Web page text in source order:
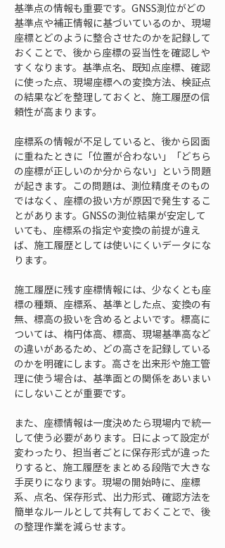
基準点の情報も重要です。GNSS測位がどの
基準点や補正情報に基づいているのか、現場
座標とどのように整合させたのかを記録して
おくことで、後から座標の妥当性を確認しや
すくなります。基準点名、既知点座標、確認
に使った点、現場座標への変換方法、検証点
の結果などを整理しておくと、施工履歴の信
頼性が高まります。
座標系の情報が不足していると、後から図面
に重ねたときに「位置が合わない」「どちら
の座標が正しいのか分からない」という問題
が起きます。この問題は、測位精度そのもの
ではなく、座標の扱い方が原因で発生するこ
とがあります。GNSSの測位結果が安定して
いても、座標系の指定や変換の前提が違え
ば、施工履歴としては使いにくいデータにな
ります。
施工履歴に残す座標情報には、少なくとも座
標の種類、座標系、基準とした点、変換の有
無、標高の扱いを含めるとよいです。標高に
ついては、楕円体高、標高、現場基準高など
の違いがあるため、どの高さを記録している
のかを明確にします。高さを出来形や施工管
理に使う場合は、基準面との関係をあいまい
にしないことが重要です。
また、座標情報は一度決めたら現場内で統一
して使う必要があります。日によって設定が
変わったり、担当者ごとに保存形式が違った
りすると、施工履歴をまとめる段階で大きな
手戻りになります。現場の開始時に、座標
系、点名、保存形式、出力形式、確認方法を
簡単なルールとして共有しておくことで、後
の整理作業を減らせます。